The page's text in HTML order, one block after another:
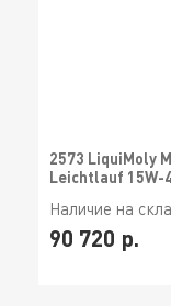
2573 LiquiMoly
Leichtlauf 15W-
Наличие на
90 720 р.